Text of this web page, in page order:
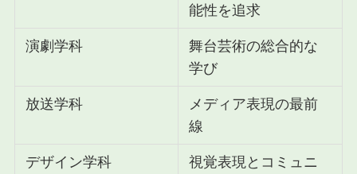
能性を追求
演劇学科
舞台芸術の総合的な
学び
放送学科
メディア表現の最前
線
デザイン学科
視覚表現とコミュニ